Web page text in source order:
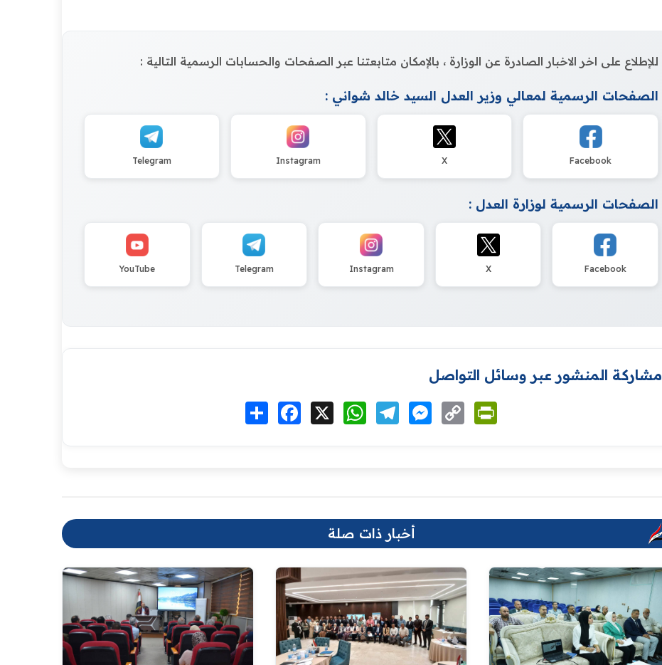
للإطلاع على اخر الاخبار الصادرة عن الوزارة ، بالإمكان متابعتنا عبر الصفحات والحسابات الرسمية التالية :
الصفحات الرسمية لمعالي وزير العدل السيد خالد شواني :
Facebook
X
Instagram
Telegram
الصفحات الرسمية لوزارة العدل :
Facebook
X
Instagram
Telegram
YouTube
مشاركة المنشور عبر وسائل التواصل
انشر Facebook WhatsAppTelegramMessenger
Copy
Link
أخبار ذات صلة